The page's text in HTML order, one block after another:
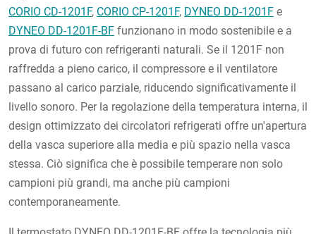
CORIO CD-1201F, CORIO CP-1201F, DYNEO DD-1201F e
DYNEO DD-1201F-BF funzionano in modo sostenibile e a
prova di futuro con refrigeranti naturali. Se il 1201F non
raffredda a pieno carico, il compressore e il ventilatore
passano al carico parziale, riducendo significativamente il
livello sonoro. Per la regolazione della temperatura interna, il
design ottimizzato dei circolatori refrigerati offre un'apertura
della vasca superiore alla media e più spazio nella vasca
stessa. Ciò significa che è possibile temperare non solo
campioni più grandi, ma anche più campioni
contemporaneamente.